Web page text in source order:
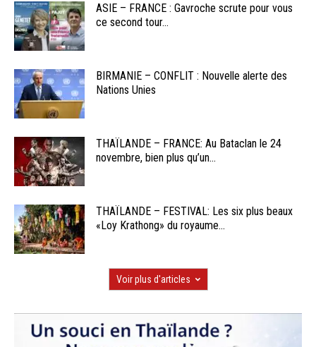
ASIE – FRANCE : Gavroche scrute pour vous
ce second tour...
BIRMANIE – CONFLIT : Nouvelle alerte des
Nations Unies
THAÏLANDE – FRANCE: Au Bataclan le 24
novembre, bien plus qu’un...
THAÏLANDE – FESTIVAL: Les six plus beaux
«Loy Krathong» du royaume...
Voir plus d'articles